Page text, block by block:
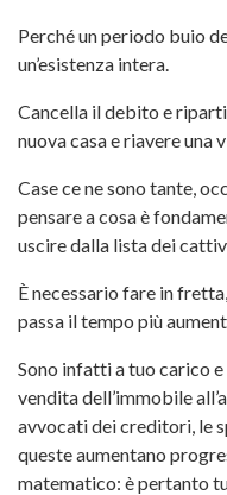
Perché un periodo buio
un’esistenza intera.
Cancella il debito e
nuova casa e riavere una
Case ce ne sono tante,
pensare a cosa è
uscire dalla lista dei
È necessario fare in
passa il tempo più
Sono infatti a tuo carico
vendita dell’immobile
avvocati dei creditori, le
queste aumentano
matematico: è pertanto